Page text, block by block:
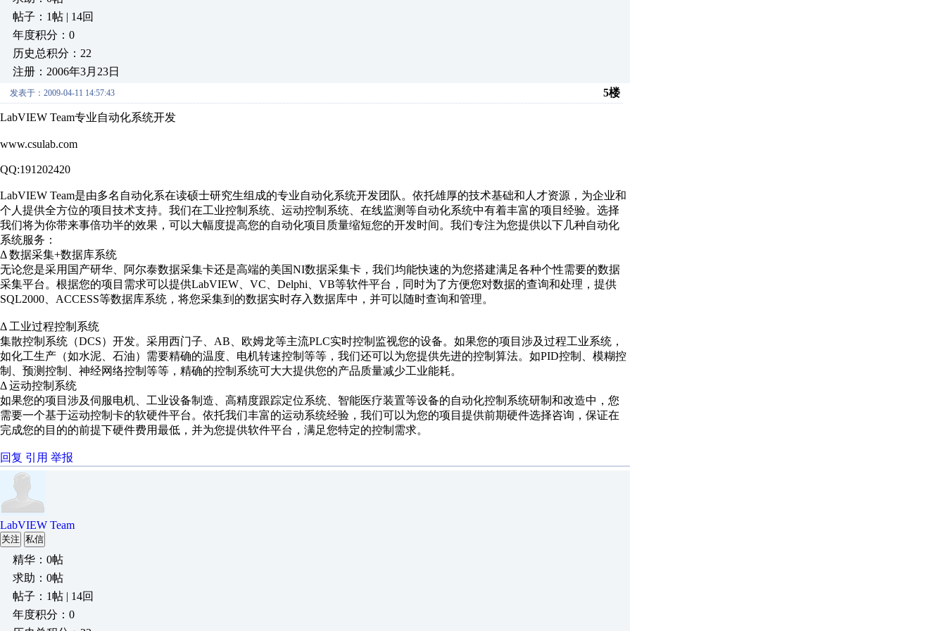
帖子：1帖 | 14回
年度积分：0
历史总积分：22
注册：2006年3月23日
发表于：2009-04-11 14:57:43 5楼
LabVIEW Team专业自动化系统开发
www.csulab.com
QQ:191202420
LabVIEW Team是由多名自动化系在读硕士研究生组成的专业自动化系统开发团队。依托雄厚的技术基础和人才资源，为企业和
个人提供全方位的项目技术支持。我们在工业控制系统、运动控制系统、在线监测等自动化系统中有着丰富的项目经验。选择
我们将为你带来事倍功半的效果，可以大幅度提高您的自动化项目质量缩短您的开发时间。我们专注为您提供以下几种自动化
系统服务：
Δ 数据采集+数据库系统
无论您是采用国产研华、阿尔泰数据采集卡还是高端的美国NI数据采集卡，我们均能快速的为您搭建满足各种个性需要的数据
采集平台。根据您的项目需求可以提供LabVIEW、VC、Delphi、VB等软件平台，同时为了方便您对数据的查询和处理，提供
SQL2000、ACCESS等数据库系统，将您采集到的数据实时存入数据库中，并可以随时查询和管理。
Δ 工业过程控制系统
集散控制系统（DCS）开发。采用西门子、AB、欧姆龙等主流PLC实时控制监视您的设备。如果您的项目涉及过程工业系统，
如化工生产（如水泥、石油）需要精确的温度、电机转速控制等等，我们还可以为您提供先进的控制算法。如PID控制、模糊控
制、预测控制、神经网络控制等等，精确的控制系统可大大提供您的产品质量减少工业能耗。
Δ 运动控制系统
如果您的项目涉及伺服电机、工业设备制造、高精度跟踪定位系统、智能医疗装置等设备的自动化控制系统研制和改造中，您
需要一个基于运动控制卡的软硬件平台。依托我们丰富的运动系统经验，我们可以为您的项目提供前期硬件选择咨询，保证在
完成您的目的的前提下硬件费用最低，并为您提供软件平台，满足您特定的控制需求。
回复 引用 举报
LabVIEW Team
关注 私信
精华：0帖
求助：0帖
帖子：1帖 | 14回
年度积分：0